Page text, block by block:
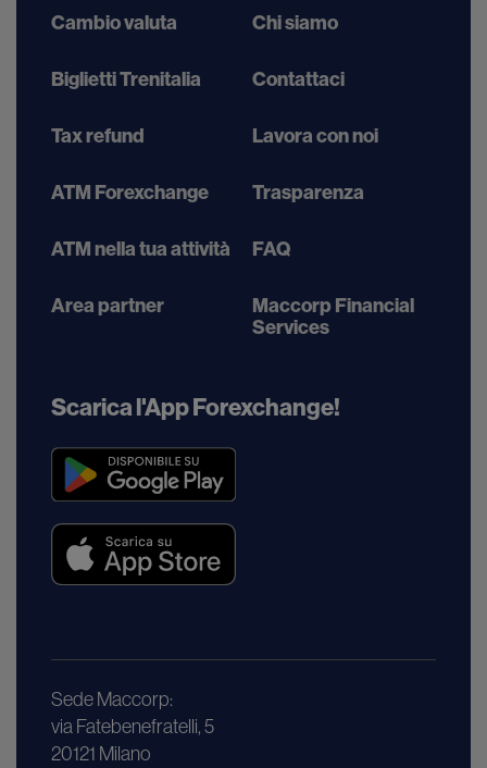
Cambio valuta
Biglietti Trenitalia
Tax refund
ATM Forexchange
ATM nella tua attività
Area partner
Chi siamo
Contattaci
Lavora con noi
Trasparenza
FAQ
Maccorp Financial
Services
Scarica l'App Forexchange!
Sede Maccorp:
via Fatebenefratelli, 5
20121 Milano